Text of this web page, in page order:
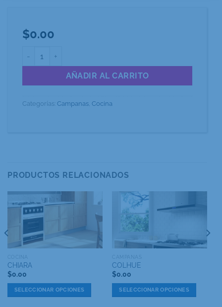
$0.00
AÑADIR AL CARRITO
Categorías: Campanas, Cocina
PRODUCTOS RELACIONADOS
COCINA
CHIARA
$0.00
SELECCIONAR OPCIONES
CAMPANAS
COLHUE
$0.00
SELECCIONAR OPCIONES